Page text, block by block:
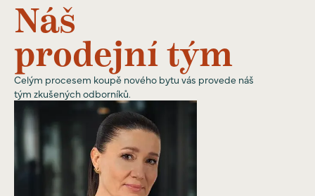
Náš
prodejní tým
Celým procesem koupě nového bytu vás provede náš
tým zkušených odborníků.